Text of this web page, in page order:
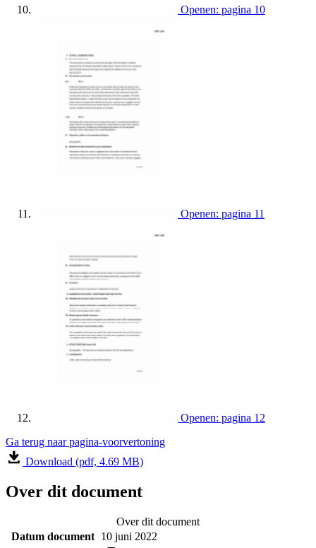
Openen: pagina 10
Openen: pagina 11
Openen: pagina 12
Ga terug naar pagina-voorvertoning
Download (pdf, 4.69 MB)
Over dit document
Over dit document
Datum document 10 juni 2022